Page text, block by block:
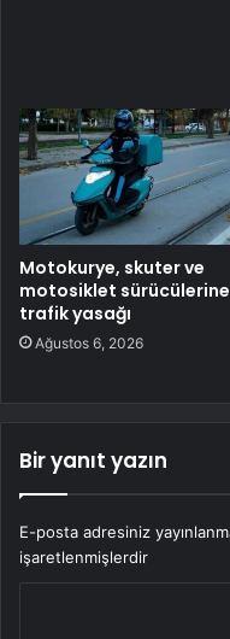
Motokurye, skuter ve
motosiklet sürücülerine
trafik yasağı
Ağustos 6, 2026
Bir yanıt yazın
E-posta adresiniz
işaretlenmişlerdir